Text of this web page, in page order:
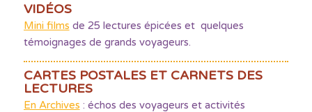
VIDÉOS
Mini films de 25 lectures épicées et quelques
témoignages de grands voyageurs.
CARTES POSTALES ET CARNETS DES
LECTURES
En Archives : échos des voyageurs et activités